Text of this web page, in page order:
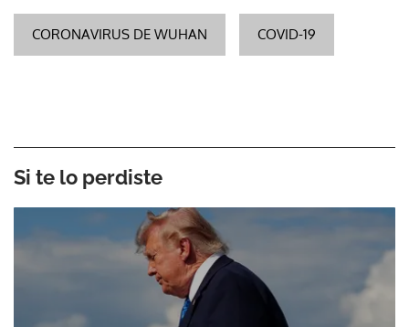
CORONAVIRUS DE WUHAN COVID-19
Si te lo perdiste